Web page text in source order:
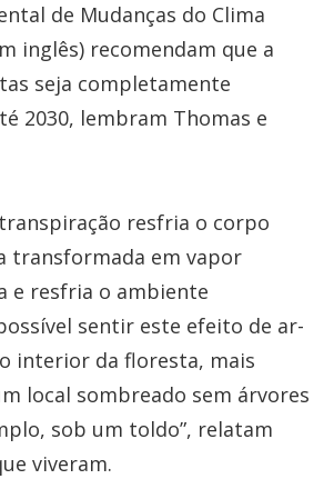
de Mudanças do Clima
inglês) recomendam que a
seja completamente
2030, lembram Thomas e
resfria o corpo
transformada em vapor
e resfria o ambiente
sentir este efeito de ar-
interior da floresta, mais
local sombreado sem árvores
sob um toldo”, relatam
viveram.